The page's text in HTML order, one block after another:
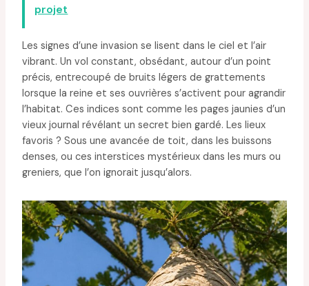
projet
Les signes d’une invasion se lisent dans le ciel et l’air
vibrant. Un vol constant, obsédant, autour d’un point
précis, entrecoupé de bruits légers de grattements
lorsque la reine et ses ouvrières s’activent pour agrandir
l’habitat. Ces indices sont comme les pages jaunies d’un
vieux journal révélant un secret bien gardé. Les lieux
favoris ? Sous une avancée de toit, dans les buissons
denses, ou ces interstices mystérieux dans les murs ou
greniers, que l’on ignorait jusqu’alors.